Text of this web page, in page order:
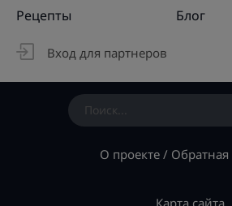
Рецепты
Блог
Вход для партнеров
О проекте/ Обратная
Карта сайта